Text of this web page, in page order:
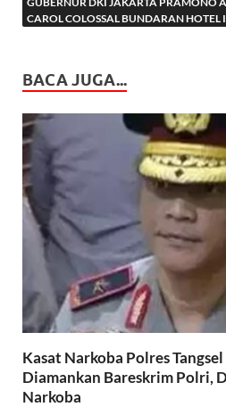
CAROL COLOSSAL BUNDARAN HOTEL
BACA JUGA...
Kasat Narkoba Polres
Diamankan Bareskrim Polri,
Narkoba